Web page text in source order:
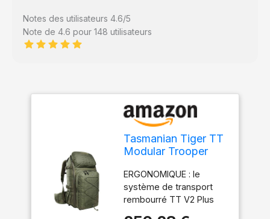
Notes des utilisateurs 4.6/5
Note de 4.6 pour 148 utilisateurs
Tasmanian Tiger TT
Modular Trooper
dos de randonnée
militaire compatible
Molle pour homme
pour l'extérieur,
ERGONOMIQUE : le
système de transport
rembourré TT V2 Plus